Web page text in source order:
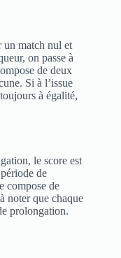
un match nul et
on passe à
de deux
Si à l’issue
à égalité,
le score est
de
compose de
noter que chaque
prolongation.